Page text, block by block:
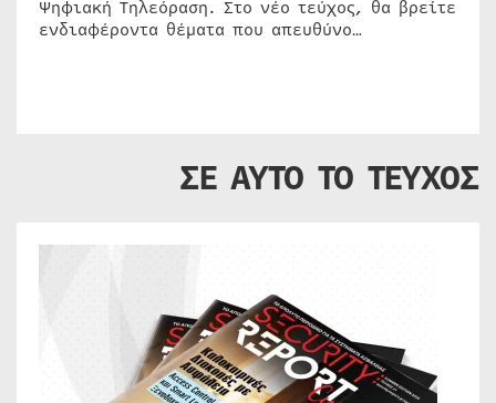
Ψηφιακή Τηλεόραση. Στο νέο τεύχος, θα βρείτε
ενδιαφέροντα θέματα που απευθύνο…
ΣΕ ΑΥΤΟ ΤΟ ΤΕΥΧΟΣ